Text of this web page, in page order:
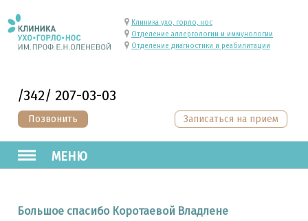
/342/ 207-03-03
Позвонить
Клиника ухо, горло, нос
Отделение аллергологии и иммунологии
Отделение диагностики и реабилитации
МЕНЮ
Записаться на прием
Большое спасибо Коротаевой Владлене